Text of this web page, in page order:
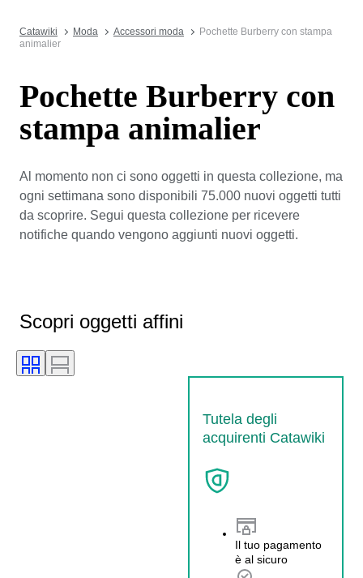
Catawiki Moda Accessori moda
Pochette Burberry con stampa
animalier
Pochette Burberry con
stampa animalier
Al momento non ci sono oggetti in questa collezione, ma
ogni settimana sono disponibili 75.000 nuovi oggetti tutti
da scoprire. Segui questa collezione per ricevere
notifiche quando vengono aggiunti nuovi oggetti.
Scopri oggetti affini
Tutela degli
acquirenti Catawiki
Il tuo pagamento
è al sicuro